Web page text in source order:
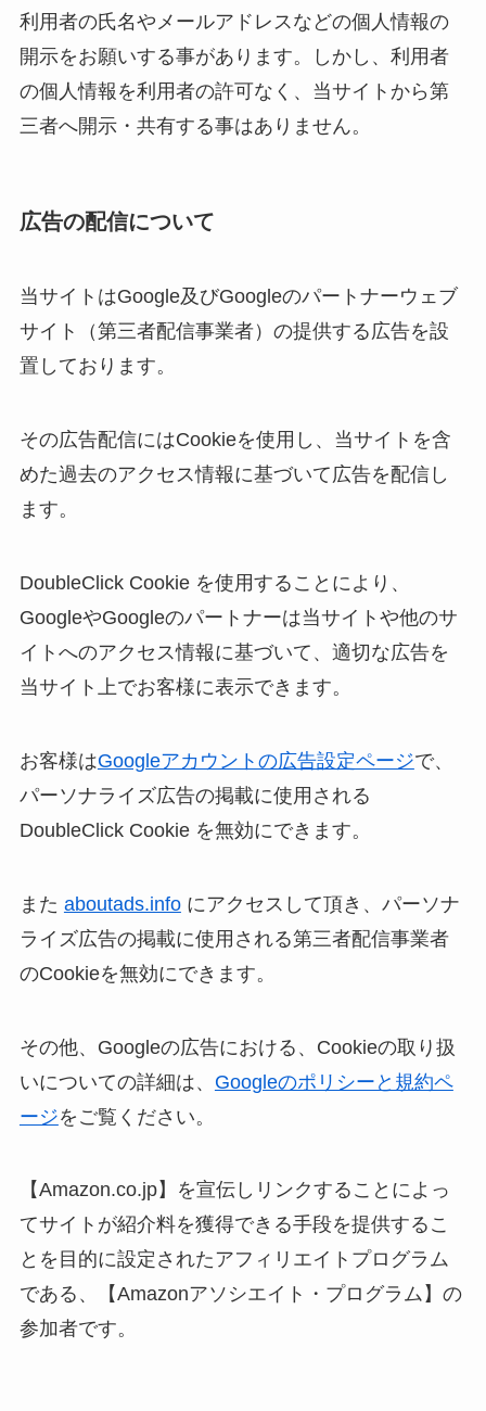
利用者の氏名やメールアドレスなどの個人情報の
開示をお願いする事があります。しかし、利用者
の個人情報を利用者の許可なく、当サイトから第
三者へ開示・共有する事はありません。
広告の配信について
当サイトはGoogle及びGoogleのパートナーウェブ
サイト（第三者配信事業者）の提供する広告を設
置しております。
その広告配信にはCookieを使用し、当サイトを含
めた過去のアクセス情報に基づいて広告を配信し
ます。
DoubleClick Cookie を使用することにより、
GoogleやGoogleのパートナーは当サイトや他のサ
イトへのアクセス情報に基づいて、適切な広告を
当サイト上でお客様に表示できます。
お客様はGoogleアカウントの広告設定ページで、
パーソナライズ広告の掲載に使用される
DoubleClick Cookie を無効にできます。
また aboutads.infoにアクセスして頂き、パーソナ
ライズ広告の掲載に使用される第三者配信事業者
のCookieを無効にできます。
その他、Googleの広告における、Cookieの取り扱
いについての詳細は、 Googleのポリシーと規約ペ
ージをご覧ください。
【Amazon.co.jp】を宣伝しリンクすることによっ
てサイトが紹介料を獲得できる手段を提供するこ
とを目的に設定されたアフィリエイトプログラム
である、【Amazonアソシエイト・プログラム】の
参加者です。